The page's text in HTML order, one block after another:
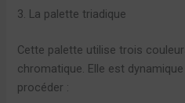
3. La palette triadique
Cette palette utilise trois
chromatique. Elle est
procéder :